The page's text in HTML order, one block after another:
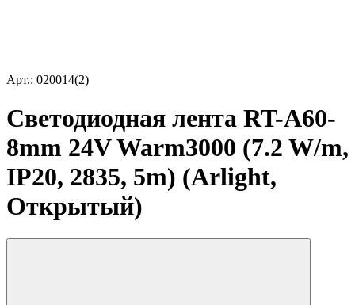
Арт.: 020014(2)
Светодиодная лента RT-A60-
8mm 24V Warm3000 (7.2 W/m,
IP20, 2835, 5m) (Arlight,
Открытый)